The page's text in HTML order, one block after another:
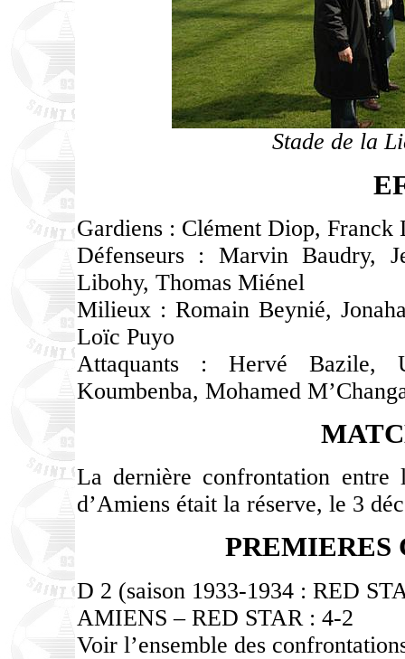
Stade de la
Gardiens : Clément Diop, Franck
Défenseurs : Marvin Baudry,
Libohy, Thomas Miénel
Milieux : Romain Beynié,
Loïc Puyo
Attaquants : Hervé Bazile,
Koumbenba, Mohamed
La dernière confrontation entre
d’Amiens était la réserve, le 3
PREMIERES
D 2 (saison 1933-1934 : RED
AMIENS – RED STAR : 4-2
Voir l’ensemble des